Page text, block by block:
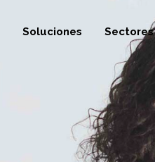
Soluciones Sectores